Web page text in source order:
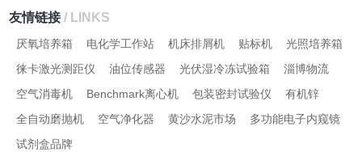
友情链接/ LINKS
厌氧培养箱 电化学工作站 机床排屑机 贴标机
光照培养箱
徕卡激光测距仪
油位传感器 光伏湿冷冻试验箱
淄博物流
空气消毒机
Benchmark离心机 包装密封试验仪
有机锌
全自动磨抛机
空气净化器 黄沙水泥市场
多功能电子内窥镜
试剂盒品牌